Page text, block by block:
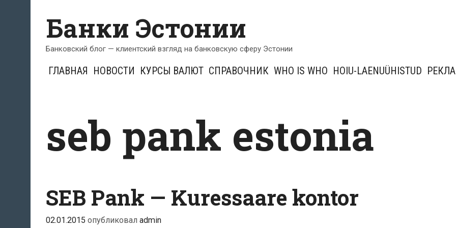
содержимому
Банки Эстонии
Банковский блог — клиентский взгляд на банковскую сферу Эстонии
ГЛАВНАЯ НОВОСТИ КУРСЫ ВАЛЮТ СПРАВОЧНИК WHO IS WHO HOIU-LAENUÜHISTUD
seb pank estonia
SEB Pank — Kuressaare kontor
02.01.2015 опубликовал admin